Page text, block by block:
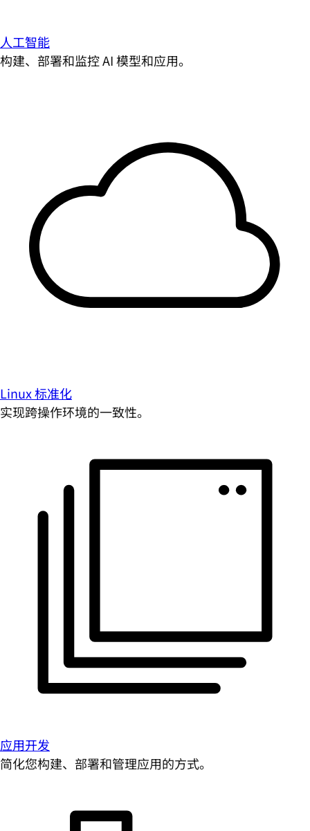
人工智能
构建、部署和监控 AI 模型和应用。
Linux 标准化
实现跨操作环境的一致性。
应用开发
简化您构建、部署和管理应用的方式。